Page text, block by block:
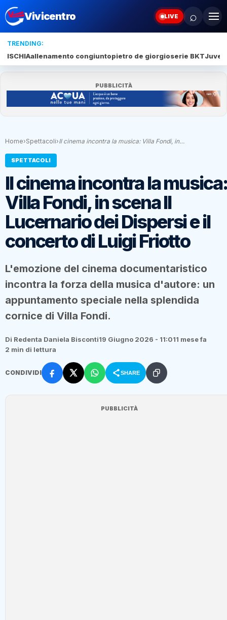
Vivicentro LIVE ⌕
TRENDING:
ISCHIAallenamento congiuntopietro de giorgioserie BKTJuve
PUBBLICITÀ
Home›Spettacoli›Il cinema incontra la musica: Villa Fondi, in…
SPETTACOLI
Il cinema incontra la musica:
Villa Fondi, in scena Il
Lucernario dei Dispersi e il
concerto di Luigi Friotto
L'emozione del cinema documentaristico
incontra la forza della musica d'autore: un
appuntamento speciale nella splendida
cornice di Villa Fondi.
Di Redenta Daniela Bisconti19 Giugno 2026 - 11:011 mese fa
2 min di lettura
CONDIVIDI SHARE
PUBBLICITÀ